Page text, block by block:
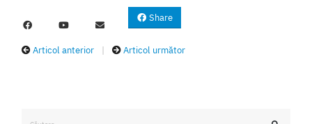
Share
Articol anterior Articol următor